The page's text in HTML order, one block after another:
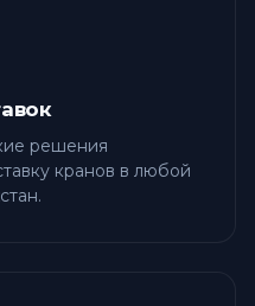
решения
кранов в любой